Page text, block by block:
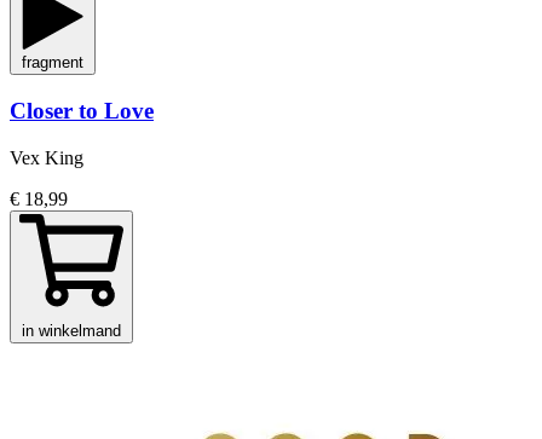
fragment
Closer to Love
Vex King
€ 18,99
in winkelmand